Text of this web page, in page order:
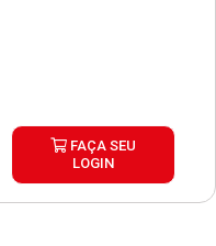
FAÇA SEU
LOGIN